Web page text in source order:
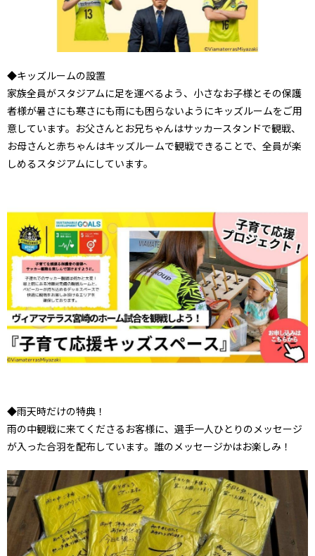
◆キッズルームの設置
家族全員がスタジアムに足を運べるよう、小さなお子様とその保護
者様が暑さにも寒さにも雨にも困らないようにキッズルームをご用
意しています。お父さんとお兄ちゃんはサッカースタンドで観戦、
お母さんと赤ちゃんはキッズルームで観戦できることで、全員が楽
しめるスタジアムにしています。
◆雨天時だけの特典！
雨の中観戦に来てくださるお客様に、選手一人ひとりのメッセージ
が入った合羽を配布しています。誰のメッセージかはお楽しみ！